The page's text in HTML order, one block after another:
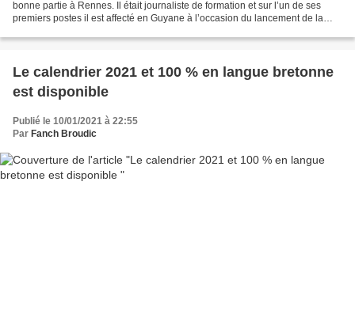
bonne partie à Rennes. Il était journaliste de formation et sur l’un de ses
premiers postes il est affecté en Guyane à l’occasion du lancement de la
Le calendrier 2021 et 100 % en langue bretonne
est disponible
Publié le 10/01/2021 à 22:55
Par Fanch Broudic